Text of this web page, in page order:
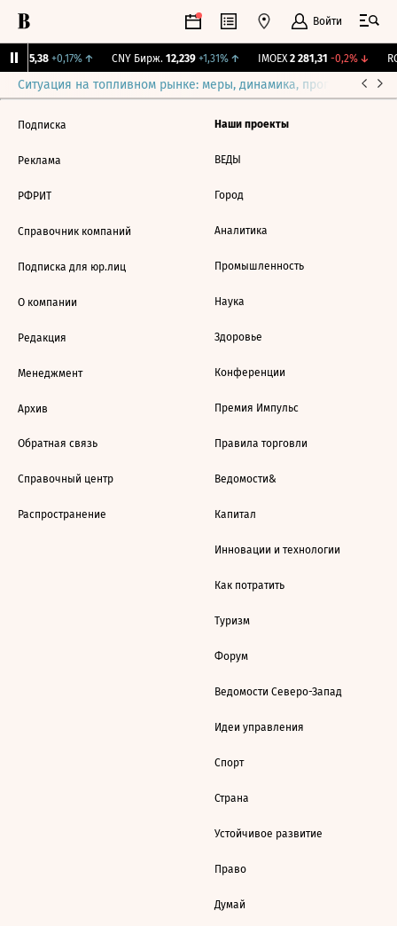
Войти
115,38 +0,17%↑ CNY Бирж. 12,239 +1,31%↑ IMOEX 2 281,31 -0,2%↓
Ситуация на топливном рынке: меры, динамика, прогнозы
Подписка
Реклама
РФРИТ
Справочник компаний
Подписка для юр.лиц
О компании
Редакция
Менеджмент
Архив
Обратная связь
Справочный центр
Распространение
Наши проекты
ВЕДЫ
Город
Аналитика
Промышленность
Наука
Здоровье
Конференции
Премия Импульс
Правила торговли
Ведомости&
Капитал
Инновации и технологии
Как потратить
Туризм
Форум
Ведомости Северо-Запад
Идеи управления
Спорт
Страна
Устойчивое развитие
Право
Думай